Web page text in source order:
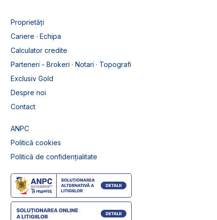
Proprietăți
Cariere · Echipa
Calculator credite
Parteneri - Brokeri · Notari · Topografi
Exclusiv Gold
Despre noi
Contact
ANPC
Politică cookies
Politică de confidențialitate